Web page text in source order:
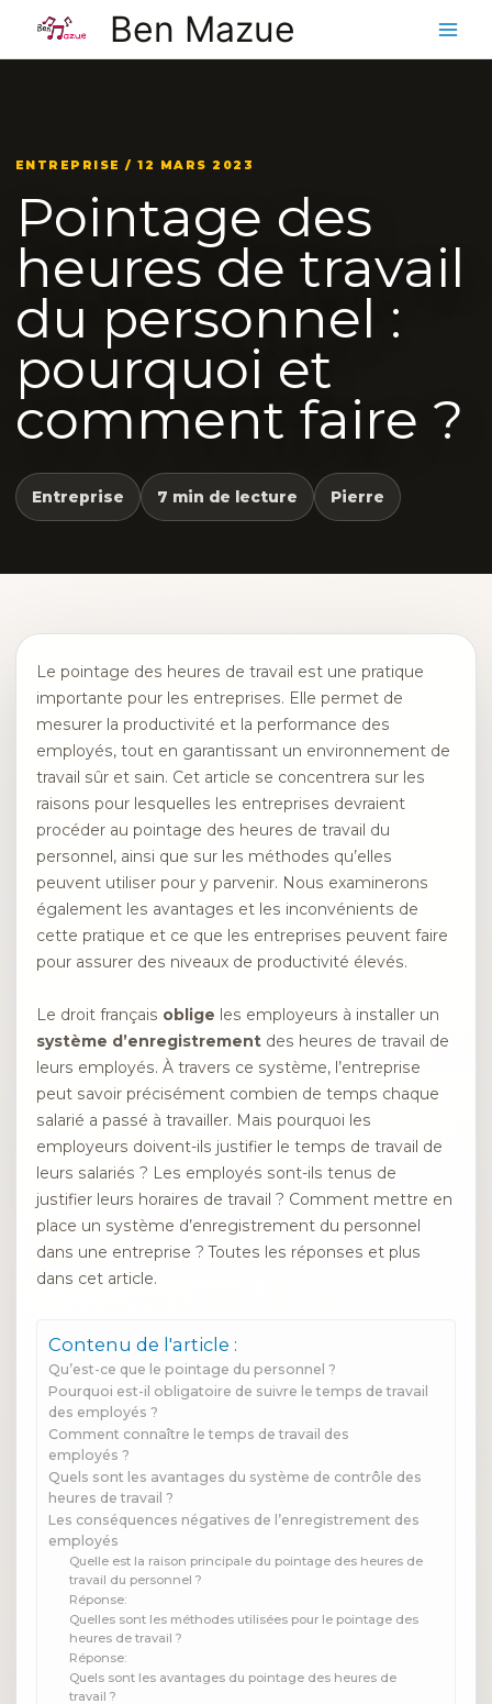
contenu
Ben Mazue
ENTREPRISE / 12 MARS 2023
Pointage des
heures de travail
du personnel :
pourquoi et
comment faire ?
Entreprise 7 min de lecture Pierre
Le pointage des heures de travail est une pratique
importante pour les entreprises. Elle permet de
mesurer la productivité et la performance des
employés, tout en garantissant un environnement de
travail sûr et sain. Cet article se concentrera sur les
raisons pour lesquelles les entreprises devraient
procéder au pointage des heures de travail du
personnel, ainsi que sur les méthodes qu’elles
peuvent utiliser pour y parvenir. Nous examinerons
également les avantages et les inconvénients de
cette pratique et ce que les entreprises peuvent faire
pour assurer des niveaux de productivité élevés.
Le droit français oblige les employeurs à installer un
système d’enregistrement des heures de travail de
leurs employés. À travers ce système, l’entreprise
peut savoir précisément combien de temps chaque
salarié a passé à travailler. Mais pourquoi les
employeurs doivent-ils justifier le temps de travail de
leurs salariés ? Les employés sont-ils tenus de
justifier leurs horaires de travail ? Comment mettre en
place un système d’enregistrement du personnel
dans une entreprise ? Toutes les réponses et plus
dans cet article.
Contenu de l'article :
Qu’est-ce que le pointage du personnel ?
Pourquoi est-il obligatoire de suivre le temps de travail
des employés ?
Comment connaître le temps de travail des
employés ?
Quels sont les avantages du système de contrôle des
heures de travail ?
Les conséquences négatives de l’enregistrement des
employés
Quelle est la raison principale du pointage des heures de
travail du personnel ?
Réponse:
Quelles sont les méthodes utilisées pour le pointage des
heures de travail ?
Réponse:
Quels sont les avantages du pointage des heures de
travail ?